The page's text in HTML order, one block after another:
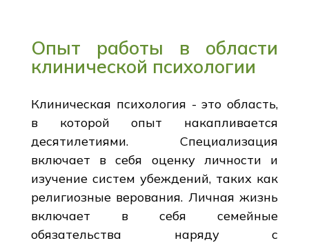
Опыт работы в области
клинической психологии
Клиническая психология - это область,
в которой опыт накапливается
десятилетиями. Специализация
включает в себя оценку личности и
изучение систем убеждений, таких как
религиозные верования. Личная жизнь
включает в себя семейные
обязательства наряду с